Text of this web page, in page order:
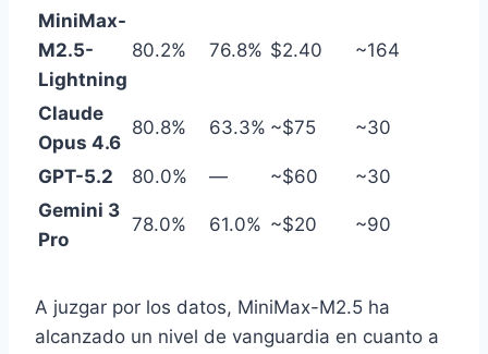
MiniMax-
M2.5-
Lightning
80.2% 76.8% $2.40 ~164
Claude
Opus 4.6
80.8% 63.3% ~$75 ~30
GPT-5.2 80.0% — ~$60
~30
Gemini 3
Pro
78.0% 61.0% ~$20 ~90
A juzgar por los datos, MiniMax-M2.5 ha
alcanzado un nivel de vanguardia en cuanto a